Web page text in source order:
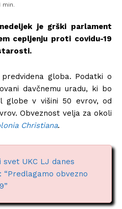
min.
je grški parlament
cepljenju proti covidu-19
globa. Podatki o
davčnemu uradu, ki bo
globe v višini 50 evrov, od
Obveznost velja za okoli
Christiana.
svet UKC LJ danes
obvezno